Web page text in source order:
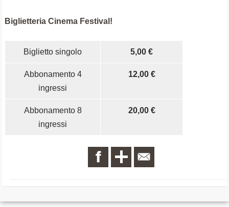
Biglietteria Cinema Festival!
Biglietto singolo 5,00 €
Abbonamento 4
ingressi
12,00 €
Abbonamento 8
ingressi
20,00 €